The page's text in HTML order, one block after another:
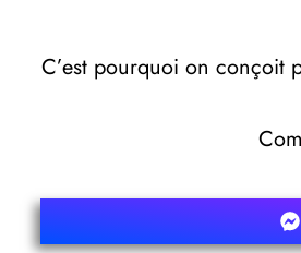
Posi’tif est capable de vous proposer le
produits coiffants et soins de gammes
un bon coiffeur et un excellent coiffeur
répondre aux questions de tous les clients.
n’hésitez pas à questionner votre hôte
confier vos cheveux pour réaliser
C’est pourquoi on conçoit